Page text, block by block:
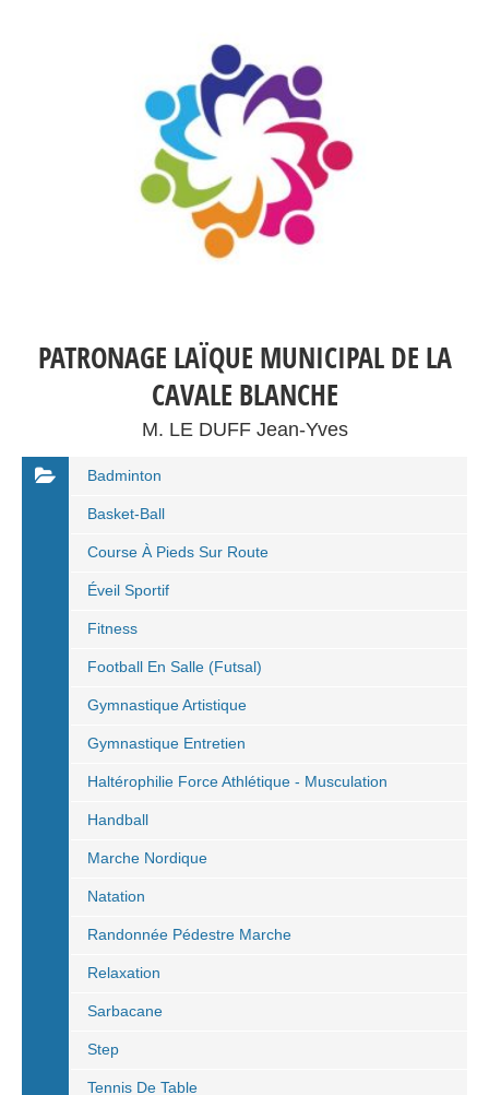
PATRONAGE LAÏQUE MUNICIPAL DE LA
CAVALE BLANCHE
M. LE DUFF Jean-Yves
Badminton
Basket-Ball
Course À Pieds Sur Route
Éveil Sportif
Fitness
Football En Salle (Futsal)
Gymnastique Artistique
Gymnastique Entretien
Haltérophilie Force Athlétique - Musculation
Handball
Marche Nordique
Natation
Randonnée Pédestre Marche
Relaxation
Sarbacane
Step
Tennis De Table